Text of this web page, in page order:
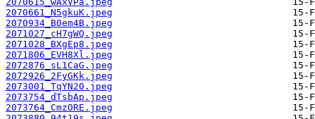
2070661_N5gkuK.jpeg
2070934_B0em4B.jpeg
2071027_cH7gWQ.jpeg
2071028_BXgEp8.jpeg
2071806_EVH8Xl.jpeg
2072876_sL1CaG.jpeg
2072926_2FyGKk.jpeg
2073001_TqYN20.jpeg
2073754_dTsbAp.jpeg
2073764_CmzORE.jpeg